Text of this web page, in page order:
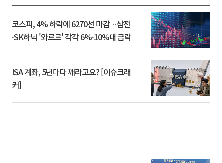
코스피, 4% 하락에 6270선 마감…삼전
·SK하닉 '와르르' 각각 6%·10%대 급락
ISA 계좌, 5년마다 깨라고요? [이슈크래
커]